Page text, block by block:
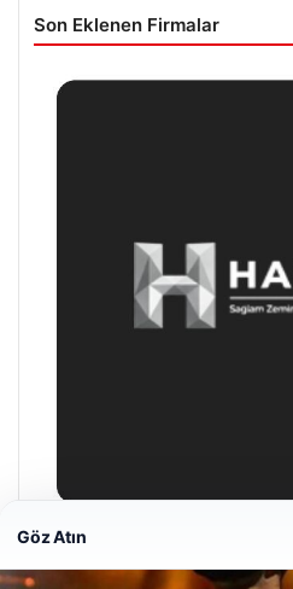
Son Eklenen Firmalar
29/04/2026
Göz Atın